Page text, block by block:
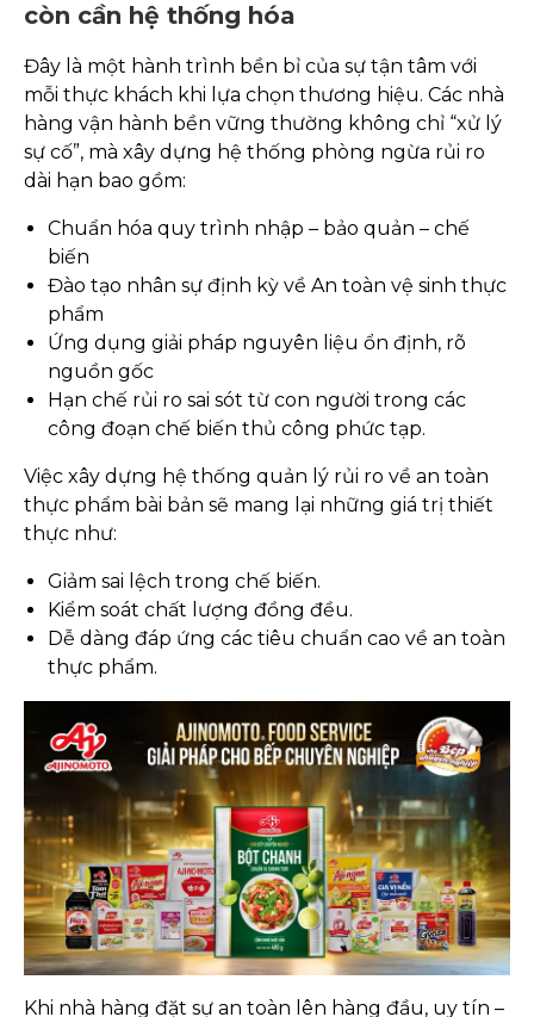
còn cần hệ thống hóa
Đây là một hành trình bền bỉ của sự tận tâm với
mỗi thực khách khi lựa chọn thương hiệu. Các nhà
hàng vận hành bền vững thường không chỉ “xử lý
sự cố”, mà xây dựng hệ thống phòng ngừa rủi ro
dài hạn bao gồm:
Chuẩn hóa quy trình nhập – bảo quản – chế
biến
Đào tạo nhân sự định kỳ về An toàn vệ sinh thực
phẩm
Ứng dụng giải pháp nguyên liệu ổn định, rõ
nguồn gốc
Hạn chế rủi ro sai sót từ con người trong các
công đoạn chế biến thủ công phức tạp.
Việc xây dựng hệ thống quản lý rủi ro về an toàn
thực phẩm bài bản sẽ mang lại những giá trị thiết
thực như:
Giảm sai lệch trong chế biến.
Kiểm soát chất lượng đồng đều.
Dễ dàng đáp ứng các tiêu chuẩn cao về an toàn
thực phẩm.
Khi nhà hàng đặt sự an toàn lên hàng đầu, uy tín –